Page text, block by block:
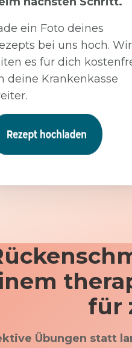
ein Foto deines
bei uns hoch. Wir
es für dich
deine Krankenkasse
für
Übungen statt